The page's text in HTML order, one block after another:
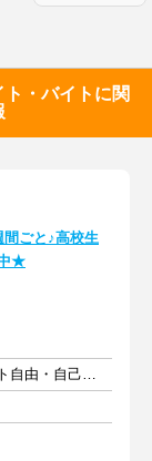
ト・バイトに関
間ごと♪高校生
★
週1日以上 1日3時間以上 シフト自由・自己申告